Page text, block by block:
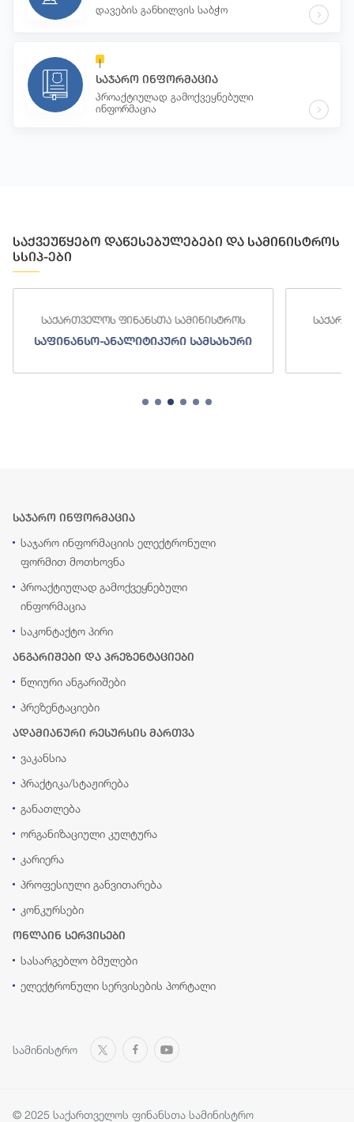
დავების განხილვის საბჭო
საჯარო ინფორმაცია
პროაქტიულად გამოქვეყნებული
ინფორმაცია
საქვეუწყებო დაწესებულებები და სამინისტროს
სსიპ-ები
საქართველოს ფინანსთა სამინისტროს
საფინანსო-ანალიტიკური სამსახური
საჯარო ინფორმაცია
საჯარო ინფორმაციის ელექტრონული
ფორმით მოთხოვნა
პროაქტიულად გამოქვეყნებული
ინფორმაცია
საკონტაქტო პირი
ანგარიშები და პრეზენტაციები
წლიური ანგარიშები
პრეზენტაციები
ადამიანური რესურსის მართვა
ვაკანსია
პრაქტიკა/სტაჟირება
განათლება
ორგანიზაციული კულტურა
კარიერა
პროფესიული განვითარება
კონკურსები
ონლაინ სერვისები
სასარგებლო ბმულები
ელექტრონული სერვისების პორტალი
სამინისტრო
© 2025 საქართველოს ფინანსთა სამინისტრო